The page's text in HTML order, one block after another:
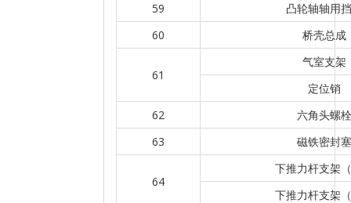
59
凸轮轴轴用
60
桥壳总成
61
气室支架
定位销
62
六角头螺栓
63
磁铁密封塞
64
下推力杆支架
下推力杆支架